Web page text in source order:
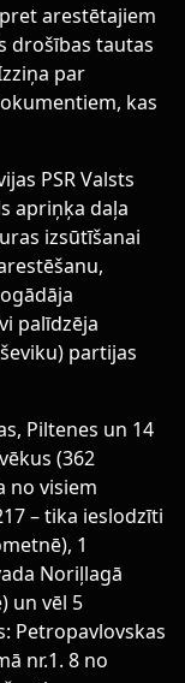
arestētajiem
drošības tautas
par
kas
PSR Valsts
apriņķa daļa
izsūtīšanai
palīdzēja
partijas
Piltenes un 14
(362
no visiem
– tika ieslodzīti
1
Noriļlagā
un vēl 5
Petropavlovskas
nr.1. 8 no